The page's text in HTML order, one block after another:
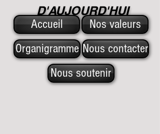
D'AUJOURD'HUI
Accueil
Nos valeurs
Organigramme Nous contacter
Nous soutenir